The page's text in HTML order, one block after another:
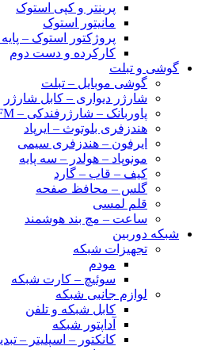
پرینتر و کپی استوک
مانیتور استوک
پروژکتور استوک –
کارکرده و دست دوم
گوشی و تبلت
گوشی موبایل – تبلت
شارژر دیواری – کابل شارژر
پاوربانک – شارژرفندکی – FMپلیر
هندزفری بلوتوث – ایرپاد
ایرفون – هندزفری سیمی
مونوپاد – هولدر – سه پایه
کیف – قاب – گارد
گلس – محافظ صفحه
قلم لمسی
ساعت – مچ بند هوشمند
شبکه دوربین
تجهیزات شبکه
مودم
سوئیچ – کارت شبکه
لوازم جانبی شبکه
کابل شبکه و تلفن
آداپتور شبکه
کانکتور – اسپلیتر –